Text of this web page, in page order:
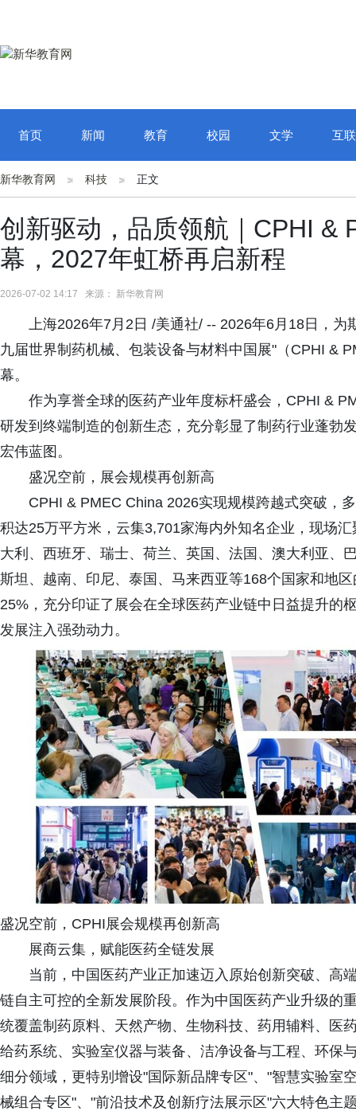
首页 新闻 教育 校园 文学 互
新华教育网 科技 正文
创新驱动，品质领航｜CPHI &
幕，2027年虹桥再启新程
2026-07-02 14:17 来源： 新华教育网
上海2026年7月2日 /美通社/ -- 2026年6月18日，
九届世界制药机械、包装设备与材料中国展"（CPHI &
幕。
作为享誉全球的医药产业年度标杆盛会，CPHI &
研发到终端制造的创新生态，充分彰显了制药行业蓬勃
宏伟蓝图。
盛况空前，展会规模再创新高
CPHI & PMEC China 2026实现规模跨越式突破，
积达25万平方米，云集3,701家海内外知名企业，现场
大利、西班牙、瑞士、荷兰、英国、法国、澳大利亚、
斯坦、越南、印尼、泰国、马来西亚等168个国家和地
25%，充分印证了展会在全球医药产业链中日益提升的
发展注入强劲动力。
盛况空前，CPHI展会规模再创新高
展商云集，赋能医药全链发展
当前，中国医药产业正加速迈入原始创新突破、高
链自主可控的全新发展阶段。作为中国医药产业升级的
统覆盖制药原料、天然产物、生物科技、药用辅料、医
给药系统、实验室仪器与装备、洁净设备与工程、环保
细分领域，更特别增设"国际新品牌专区"、"智慧实验室
械组合专区"、"前沿技术及创新疗法展示区"六大特色主